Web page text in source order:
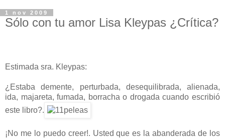
1 nov 2009
Sólo con tu amor Lisa Kleypas ¿Crítica?
Estimada sra. Kleypas:
¿Estaba demente, perturbada, desequilibrada, alienada,
ida, majareta, fumada, borracha o drogada cuando escribió
este libro?.
¡No me lo puedo creer!. Usted que es la abanderada de los